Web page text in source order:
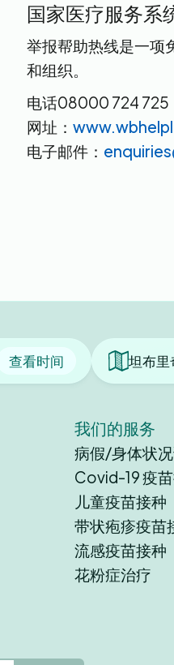
国家医疗服务系
举报帮助热线是一项
和组织。
电话08000 724 725
网址：
电子邮件：
查看时间 坦布里
我们的服务
病假/身体状
Covid-19 疫
儿童疫苗接种
带状疱疹疫苗
流感疫苗接种
花粉症治疗